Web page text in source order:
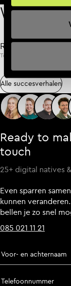
Work
Rabobank
Tomorrow’s Investor
Alle succesverhalen
Alle succesverhalen
Ready to
touch
25+ digital natives
Even sparren
kunnen
bellen je zo snel
085 021 11 21
Voor- en achternaam
Telefoonnummer